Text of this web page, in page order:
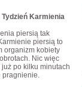
Karmienia
piersią tak
piersią to
organizm kobiety
Nic więc
po kilku minutach
pragnienie.